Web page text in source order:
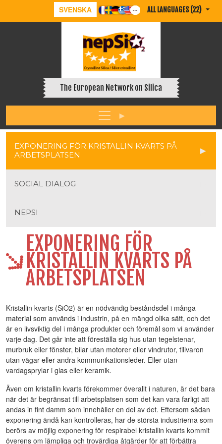
SVENSKA ALL LANGUAGES (22)
The European Network on Silica
EXPONERING FÖR KRISTALLIN KVARTS PÅ
ARBETSPLATSEN
SOCIAL DIALOG
NEPSI
EXPONERING FÖR
KRISTALLIN KVARTS PÅ
ARBETSPLATSEN
Kristallin kvarts (SiO2) är en nödvändig beståndsdel i många
material som används i industrin, på en mängd olika sätt, och det
är en livsviktig del i många produkter och föremål som vi använder
varje dag. Det går inte att föreställa sig hus utan tegelstenar,
murbruk eller fönster, bilar utan motorer eller vindrutor, tillvaron
utan vägar eller andra kommunikationsleder. Eller utan
vardagsprylar i glas eller keramik.
Även om kristallin kvarts förekommer överallt i naturen, är det bara
när det är begränsat till arbetsplatsen som det kan vara farligt att
andas in fint damm som innehåller en del av det. Eftersom sådan
exponering ändå kan kontrolleras, har de största industrierna som
berörs av möjlig exponering för respirabel kristallin kvarts kommit
överens om lämpliga och trovärdiga åtgärder för att förbättra